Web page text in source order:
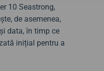
10 Seastrong,
de asemenea,
data, în timp ce
inițial pentru a